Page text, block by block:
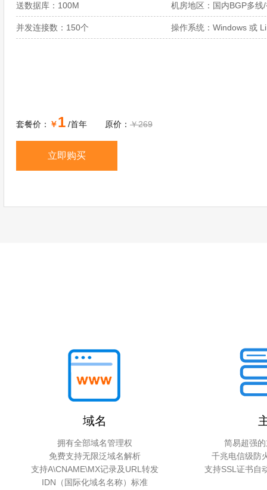
送数据库：100M 机房地区：国内BGP多线
并发连接数：150个 操作系统：Windows 或
套餐价： ￥1 /首年 原价： ￥269
立即购买
域名
拥有全部域名管理权
免费支持无限泛域名解析
支持A\CNAME\MX记录及URL转发
IDN（国际化域名名称）标准
简易超强
千兆电信级防
支持SSL证书自